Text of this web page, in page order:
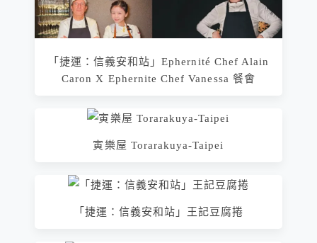
「捷運：信義安和站」Ephernité Chef Alain
Caron X Ephernite Chef Vanessa 餐會
寅樂屋 Torarakuya-Taipei
「捷運：信義安和站」王記豆腐捲